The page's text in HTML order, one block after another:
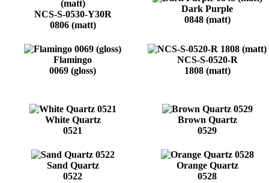
NCS-S-0530-Y30R
0806 (matt)
Dark Purple
0848 (matt)
Flamingo
0069 (gloss)
NCS-S-0520-R
1808 (matt)
White Quartz
0521
Brown Quartz
0529
Sand Quartz
0522
Orange Quartz
0528